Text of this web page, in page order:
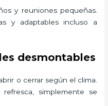
y reuniones pequeñas.
y adaptables incluso a
desmontables
o cerrar según el clima.
simplemente se